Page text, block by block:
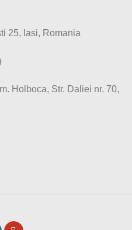
25, Iasi, Romania
Holboca, Str. Daliei nr. 70,